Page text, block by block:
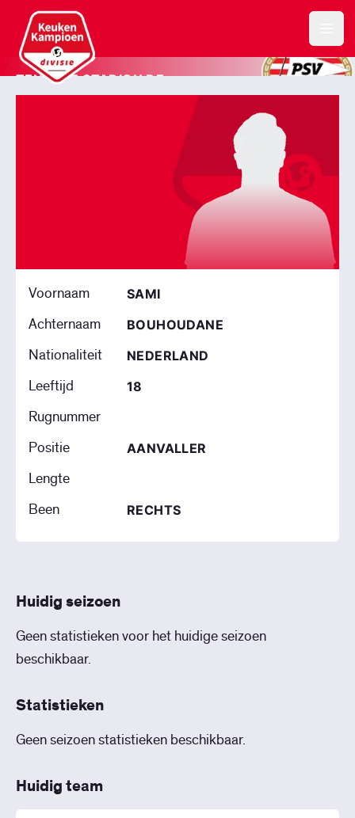
Keuken Kampioen Divisie
Jong PSV
TENCATE STADION DE
HERDGANG
Voornaam SAMI
Achternaam BOUHOUDANE
Nationaliteit NEDERLAND
Leeftijd 18
Rugnummer
Positie
AANVALLER
Lengte
Been
RECHTS
Huidig seizoen
Geen statistieken voor het huidige seizoen
beschikbaar.
Statistieken
Geen seizoen statistieken beschikbaar.
Huidig team